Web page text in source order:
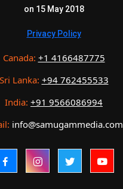
on 15 May 2018
Privacy Policy
Canada: +1 4166487775
Sri Lanka: +94 762455533
India: +91 9566086994
info@samugammedia.com